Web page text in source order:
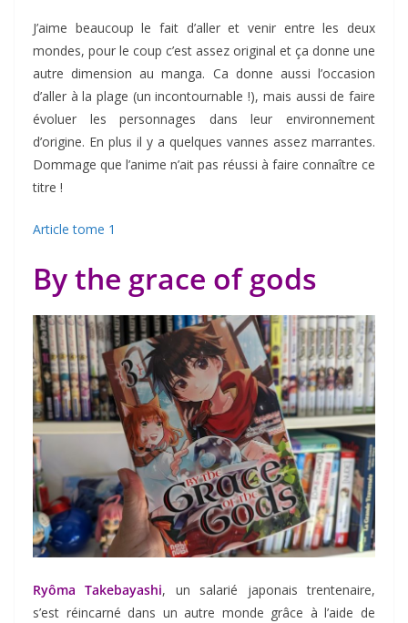
J’aime beaucoup le fait d’aller et venir entre les deux
mondes, pour le coup c’est assez original et ça donne une
autre dimension au manga. Ca donne aussi l’occasion
d’aller à la plage (un incontournable !), mais aussi de faire
évoluer les personnages dans leur environnement
d’origine. En plus il y a quelques vannes assez marrantes.
Dommage que l’anime n’ait pas réussi à faire connaître ce
titre !
Article tome 1
By the grace of gods
Ryôma Takebayashi, un salarié japonais trentenaire,
s’est réincarné dans un autre monde grâce à l’aide de